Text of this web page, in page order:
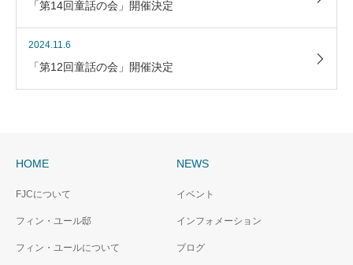
「第14回童話の会」開催決定
2024.11.6
「第12回童話の会」開催決定
HOME
FJCについて
フィン・ユール邸
フィン・ユールについて
NEWS
イベント
インフォメーション
ブログ